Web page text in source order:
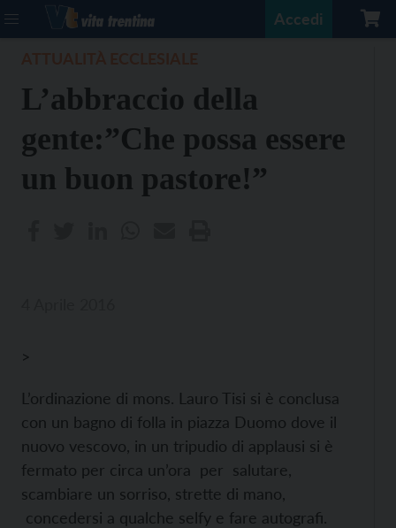
Accedi
L’abbraccio della
gente:”Che possa essere
un buon pastore!”
>
L’ordinazione di mons. Lauro Tisi si è conclusa
con un bagno di folla in piazza Duomo dove il
nuovo vescovo, in un tripudio di applausi si è
fermato per circa un’ora per salutare,
scambiare un sorriso, strette di mano,
concedersi a qualche selfy e fare autografi.